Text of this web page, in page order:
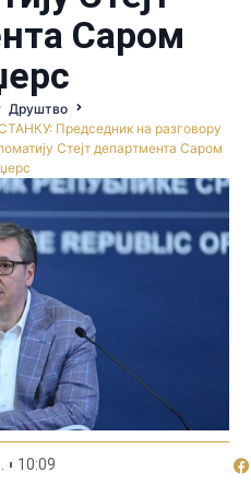
Саром
Друштво
Председник на разговору
Стејт департмента Саром
10:09